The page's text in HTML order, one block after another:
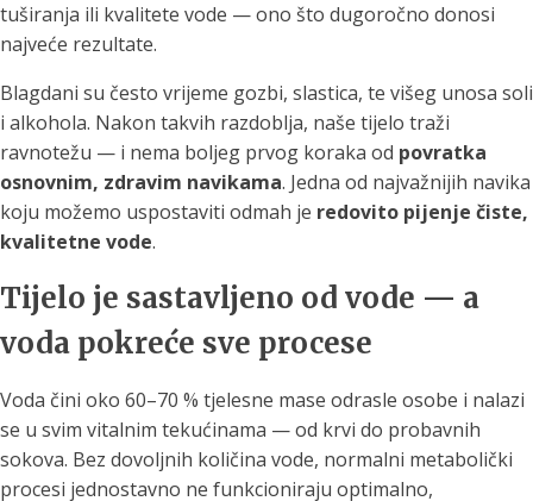
tuširanja ili kvalitete vode — ono što dugoročno donosi
najveće rezultate.
Blagdani su često vrijeme gozbi, slastica, te višeg unosa soli
i alkohola. Nakon takvih razdoblja, naše tijelo traži
ravnotežu — i nema boljeg prvog koraka od povratka
osnovnim, zdravim navikama. Jedna od najvažnijih navika
koju možemo uspostaviti odmah je redovito pijenje čiste,
kvalitetne vode.
Tijelo je sastavljeno od vode — a
voda pokreće sve procese
Voda čini oko 60–70 % tjelesne mase odrasle osobe i nalazi
se u svim vitalnim tekućinama — od krvi do probavnih
sokova. Bez dovoljnih količina vode, normalni metabolički
procesi jednostavno ne funkcioniraju optimalno,